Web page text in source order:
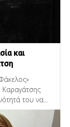
και
Καραγάτσης
του να...